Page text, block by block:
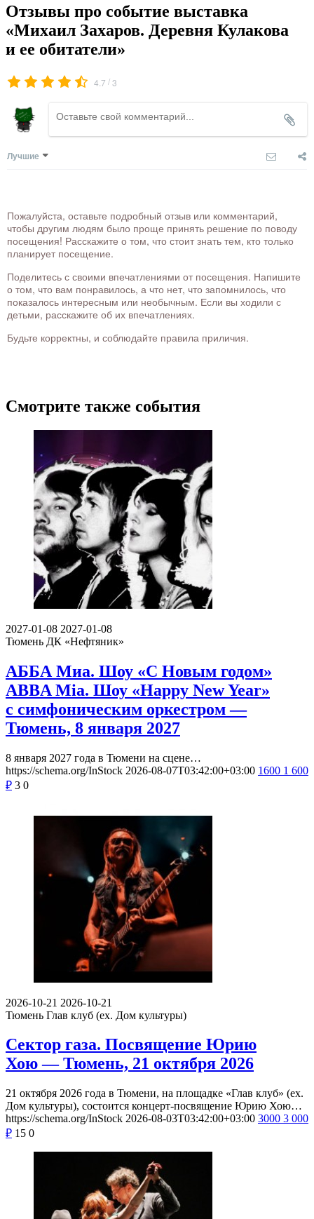
Отзывы про событие выставка
«Михаил Захаров. Деревня Кулакова
и ее обитатели»
4.7 /3
Лучшие
Пожалуйста, оставьте подробный отзыв или комментарий,
чтобы другим людям было проще принять решение по поводу
посещения! Расскажите о том, что стоит знать тем, кто только
планирует посещение.
Поделитесь с своими впечатлениями от посещения. Напишите
о том, что вам понравилось, а что нет, что запомнилось, что
показалось интересным или необычным. Если вы ходили с
детьми, расскажите об их впечатлениях.
Будьте корректны, и соблюдайте правила приличия.
Смотрите также события
2027-01-08 2027-01-08
Тюмень ДК «Нефтяник»
АББА Миа. Шоу «С Новым годом»
ABBA Mia. Шоу «Happy New Year»
с симфоническим оркестром —
Тюмень, 8 января 2027
8 января 2027 года в Тюмени на сцене…
https://schema.org/InStock 2026-08-07T03:42:00+03:00 1600 1 600
₽ 3 0
2026-10-21 2026-10-21
Тюмень Глав клуб (ex. Дом культуры)
Сектор газа. Посвящение Юрию
Хою — Тюмень, 21 октября 2026
21 октября 2026 года в Тюмени, на площадке «Глав клуб» (ex.
Дом культуры), состоится концерт-посвящение Юрию Хою…
https://schema.org/InStock 2026-08-03T03:42:00+03:00 3000 3 000
₽ 15 0